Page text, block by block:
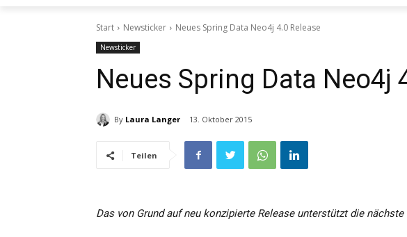
Start Newsticker Neues Spring Data Neo4j 4.0 Release
Newsticker
Neues Spring Data Neo4j
By Laura Langer 13. Oktober 2015
Teilen
Das von Grund auf neu konzipierte Release unterstützt die